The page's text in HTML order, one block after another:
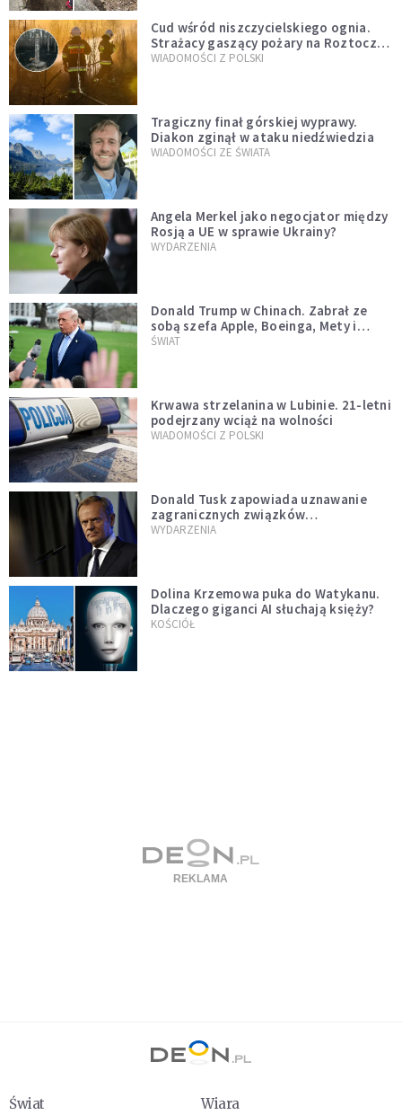
Cud wśród niszczycielskiego ognia.
Strażacy gaszący pożary na Roztoczu
opublikowali niezwykłe zdjęcie
WIADOMOŚCI Z POLSKI
Tragiczny finał górskiej wyprawy.
Diakon zginął w ataku niedźwiedzia
WIADOMOŚCI ZE ŚWIATA
Angela Merkel jako negocjator między
Rosją a UE w sprawie Ukrainy?
WYDARZENIA
Donald Trump w Chinach. Zabrał ze
sobą szefa Apple, Boeinga, Mety i
Muska
ŚWIAT
Krwawa strzelanina w Lubinie. 21-letni
podejrzany wciąż na wolności
WIADOMOŚCI Z POLSKI
Donald Tusk zapowiada uznawanie
zagranicznych związków
jednopłciowych. "Państwo oblało ten
WYDARZENIA
Dolina Krzemowa puka do Watykanu.
Dlaczego giganci AI słuchają księży?
KOŚCIÓŁ
Świat
Wiara